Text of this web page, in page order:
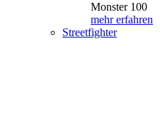
Monster 100
mehr erfahren
Streetfighter